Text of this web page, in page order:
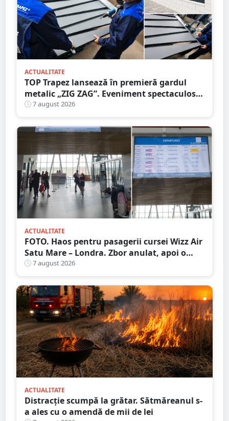
ACTUALITATE
TOP Trapez lansează în premieră gardul
metalic „ZIG ZAG”. Eveniment spectaculos
în Grădina Romei
7 august 2026
ACTUALITATE
FOTO. Haos pentru pasagerii cursei Wizz Air
Satu Mare – Londra. Zbor anulat, apoi o
nouă întârziere. Fără explicații clare
7 august 2026
ACTUALITATE
Distracție scumpă la grătar. Sătmăreanul s-
a ales cu o amendă de mii de lei